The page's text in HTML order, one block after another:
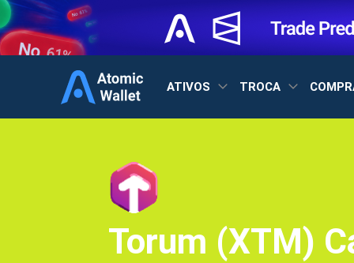
ATIVOS TROCA
Torum (XTM)